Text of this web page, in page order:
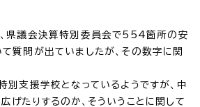
県議会決算特別委員会で554箇所の安
質問が出ていましたが、その数字に関
別支援学校となっているようですが、中
げたりするのか、そういうことに関して